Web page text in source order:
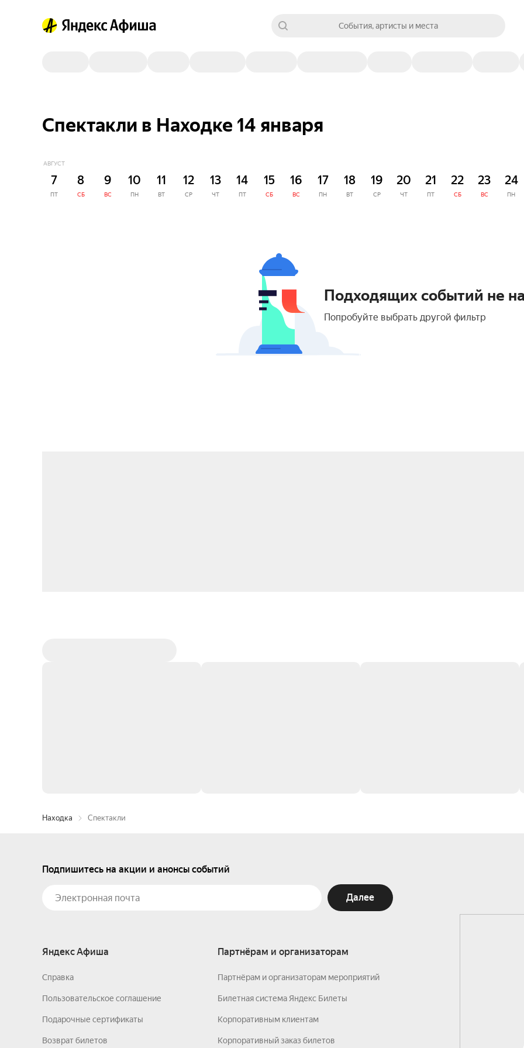
События, артисты и места
Спектакли в Находке 14 января
АВГУСТ
7
ПТ
8
СБ
9
ВС
10
ПН
11
ВТ
12
СР
13
ЧТ
14
ПТ
15
СБ
16
ВС
17
ПН
18
ВТ
19
СР
20
ЧТ
21
ПТ
22
СБ
23
ВС
24
ПН
Подходящих событий не
Попробуйте выбрать другой фильтр
Находка Спектакли
Подпишитесь на акции и анонсы событий
Далее
Яндекс Афиша
Справка
Пользовательское соглашение
Подарочные сертификаты
Возврат билетов
Партнёрам и организаторам
Партнёрам и организаторам мероприятий
Билетная система Яндекс Билеты
Корпоративным клиентам
Корпоративный заказ билетов